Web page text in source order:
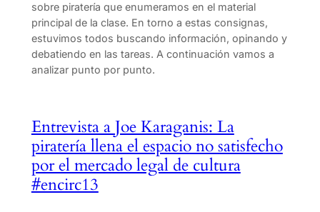
sobre piratería que enumeramos en el material
principal de la clase. En torno a estas consignas,
estuvimos todos buscando información, opinando y
debatiendo en las tareas. A continuación vamos a
analizar punto por punto.
Entrevista a Joe Karaganis: La
piratería llena el espacio no satisfecho
por el mercado legal de cultura
#encirc13